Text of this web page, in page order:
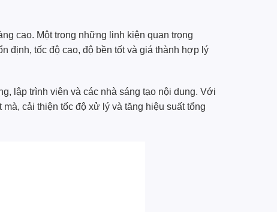
cao. Một trong những linh kiện quan trọng
định, tốc độ cao, độ bền tốt và giá thành hợp lý
lập trình viên và các nhà sáng tạo nội dung. Với
cải thiện tốc độ xử lý và tăng hiệu suất tổng